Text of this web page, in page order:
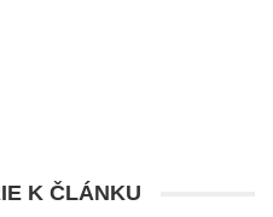
K ČLÁNKU